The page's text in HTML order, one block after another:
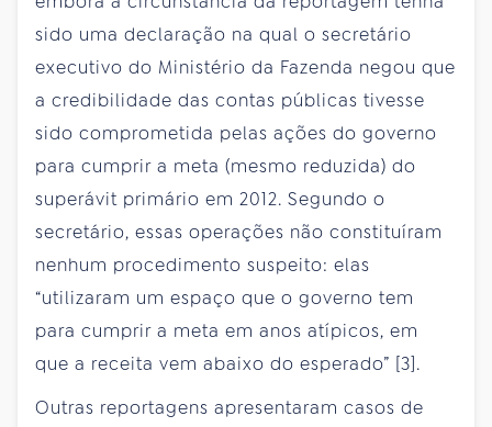
sido uma declaração na qual o secretário
executivo do Ministério da Fazenda negou que
a credibilidade das contas públicas tivesse
sido comprometida pelas ações do governo
para cumprir a meta (mesmo reduzida) do
superávit primário em 2012. Segundo o
secretário, essas operações não constituíram
nenhum procedimento suspeito: elas
“utilizaram um espaço que o governo tem
para cumprir a meta em anos atípicos, em
que a receita vem abaixo do esperado” [3].
Outras reportagens apresentaram casos de